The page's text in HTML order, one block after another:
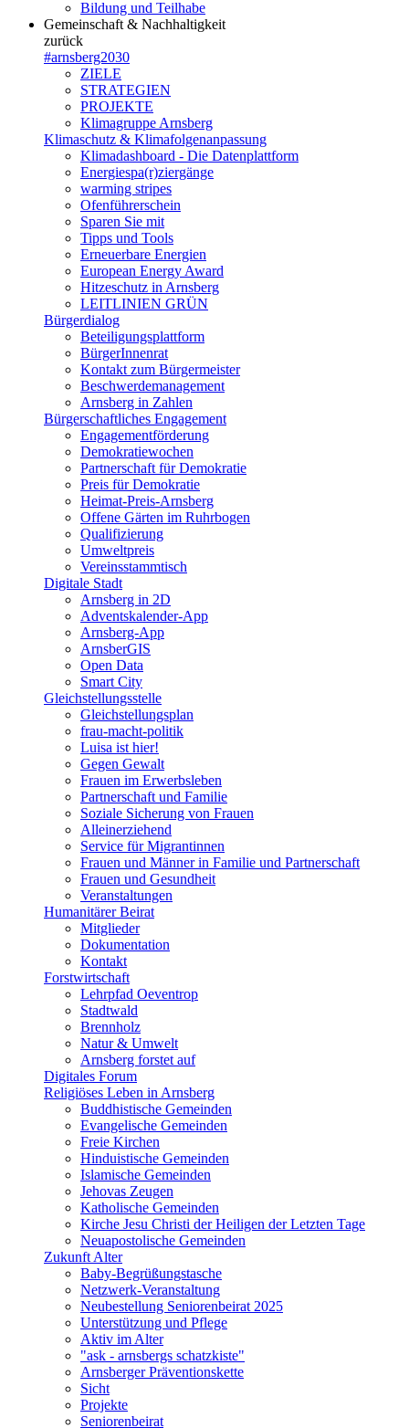
Bildung und Teilhabe
Gemeinschaft & Nachhaltigkeit
zurück
#arnsberg2030
ZIELE
STRATEGIEN
PROJEKTE
Klimagruppe Arnsberg
Klimaschutz & Klimafolgenanpassung
Klimadashboard - Die Datenplattform
Energiespa(r)ziergänge
warming stripes
Ofenführerschein
Sparen Sie mit
Tipps und Tools
Erneuerbare Energien
European Energy Award
Hitzeschutz in Arnsberg
LEITLINIEN GRÜN
Bürgerdialog
Beteiligungsplattform
BürgerInnenrat
Kontakt zum Bürgermeister
Beschwerdemanagement
Arnsberg in Zahlen
Bürgerschaftliches Engagement
Engagementförderung
Demokratiewochen
Partnerschaft für Demokratie
Preis für Demokratie
Heimat-Preis-Arnsberg
Offene Gärten im Ruhrbogen
Qualifizierung
Umweltpreis
Vereinsstammtisch
Digitale Stadt
Arnsberg in 2D
Adventskalender-App
Arnsberg-App
ArnsberGIS
Open Data
Smart City
Gleichstellungsstelle
Gleichstellungsplan
frau-macht-politik
Luisa ist hier!
Gegen Gewalt
Frauen im Erwerbsleben
Partnerschaft und Familie
Soziale Sicherung von Frauen
Alleinerziehend
Service für Migrantinnen
Frauen und Männer in Familie und Partnerschaft
Frauen und Gesundheit
Veranstaltungen
Humanitärer Beirat
Mitglieder
Dokumentation
Kontakt
Forstwirtschaft
Lehrpfad Oeventrop
Stadtwald
Brennholz
Natur & Umwelt
Arnsberg forstet auf
Digitales Forum
Religiöses Leben in Arnsberg
Buddhistische Gemeinden
Evangelische Gemeinden
Freie Kirchen
Hinduistische Gemeinden
Islamische Gemeinden
Jehovas Zeugen
Katholische Gemeinden
Kirche Jesu Christi der Heiligen der Letzten Tage
Neuapostolische Gemeinden
Zukunft Alter
Baby-Begrüßungstasche
Netzwerk-Veranstaltung
Neubestellung Seniorenbeirat 2025
Unterstützung und Pflege
Aktiv im Alter
"ask - arnsbergs schatzkiste"
Arnsberger Präventionskette
Sicht
Projekte
Seniorenbeirat